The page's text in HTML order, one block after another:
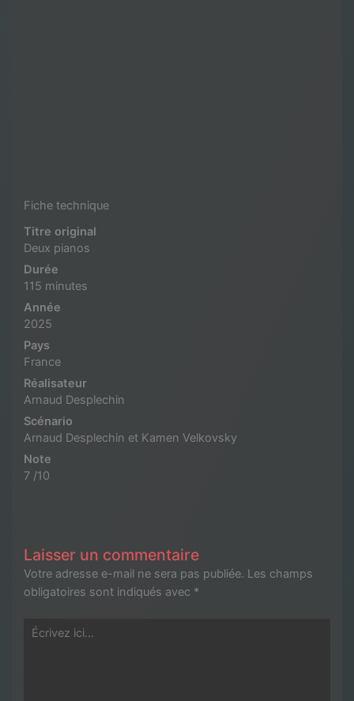
Fiche technique
Titre original
Deux pianos
Durée
115 minutes
Année
2025
Pays
France
Réalisateur
Arnaud Desplechin
Scénario
Arnaud Desplechin et Kamen Velkovsky
Note
7 /10
Laisser un commentaire
Votre adresse e-mail ne sera pas publiée. Les champs
obligatoires sont indiqués avec *
Écrivez